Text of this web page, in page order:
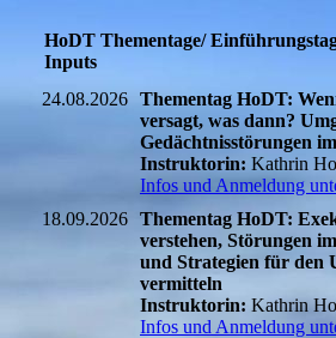
HoDT Thementage/
Inputs
24.08.2026 Thementag HoDT:
versagt, was dann?
Gedächtnisstörungen
Instruktorin: Kathrin
Infos und Anmeldung
18.09.2026 Thementag HoDT:
verstehen, Störungen
und Strategien für den
vermitteln
Instruktorin: Kathrin
Infos und Anmeldung